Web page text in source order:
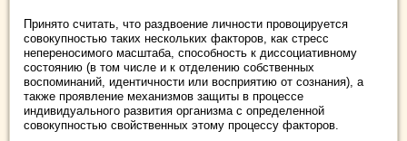
Принято считать, что раздвоение личности провоцируется
совокупностью таких нескольких факторов, как стресс
непереносимого масштаба, способность к диссоциативному
состоянию (в том числе и к отделению собственных
воспоминаний, идентичности или восприятию от сознания), а
также проявление механизмов защиты в процессе
индивидуального развития организма с определенной
совокупностью свойственных этому процессу факторов.